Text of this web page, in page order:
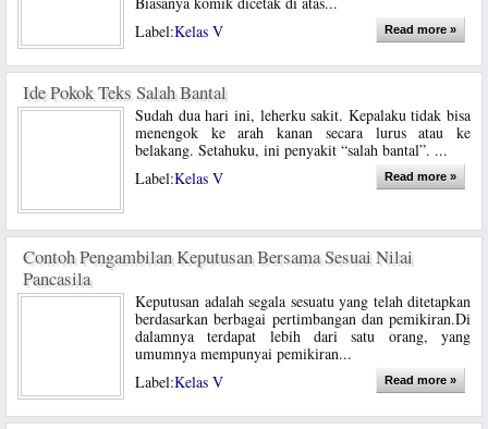
Label:Kelas V Read more »
Ide Pokok Teks Salah Bantal
Sudah dua hari ini, leherku sakit. Kepalaku tidak bisa
menengok ke arah kanan secara lurus atau ke
belakang. Setahuku, ini penyakit “salah bantal”. ...
Label:Kelas V Read more »
Contoh Pengambilan Keputusan Bersama Sesuai Nilai
Pancasila
Keputusan adalah segala sesuatu yang telah ditetapkan
berdasarkan berbagai pertimbangan dan pemikiran.Di
dalamnya terdapat lebih dari satu orang, yang
umumnya mempunyai pemikiran...
Label:Kelas V Read more »